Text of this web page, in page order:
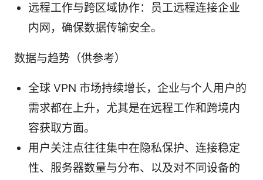
远程工作与跨区域协作：员工远程连接企业
内网，确保数据传输安全。
数据与趋势（供参考）
全球 VPN 市场持续增长，企业与个人用户的
需求都在上升，尤其是在远程工作和跨境内
容获取方面。
用户关注点往往集中在隐私保护、连接稳定
性、服务器数量与分布、以及对不同设备的